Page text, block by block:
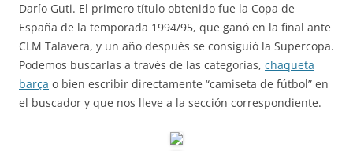
Darío Guti. El primero título obtenido fue la Copa de
España de la temporada 1994/95, que ganó en la final ante
CLM Talavera, y un año después se consiguió la Supercopa.
Podemos buscarlas a través de las categorías, chaqueta
barça o bien escribir directamente “camiseta de fútbol” en
el buscador y que nos lleve a la sección correspondiente.